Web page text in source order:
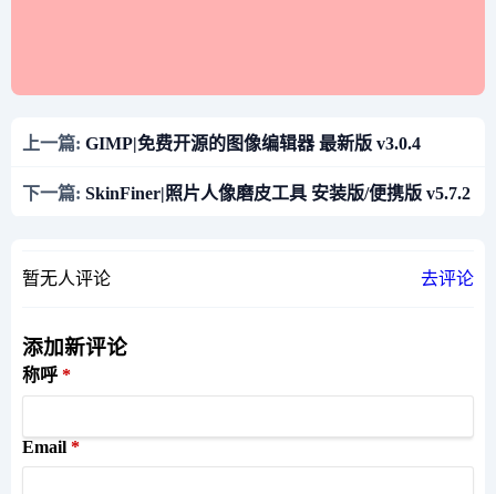
上一篇: GIMP|免费开源的图像编辑器 最新版 v3.0.4
下一篇: SkinFiner|照片人像磨皮工具 安装版/便携版 v5.7.2
暂无人评论 去评论
添加新评论
称呼
Email